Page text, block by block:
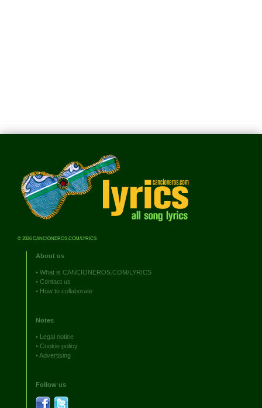
© 2026 CANCIONEROS.COM/LYRICS
About us
• What is CANCIONEROS.COM/LYRICS
• Contact us
• How to collaborate
Notes
• Legal notice
• Cookie policy
•Advertising
Follow us